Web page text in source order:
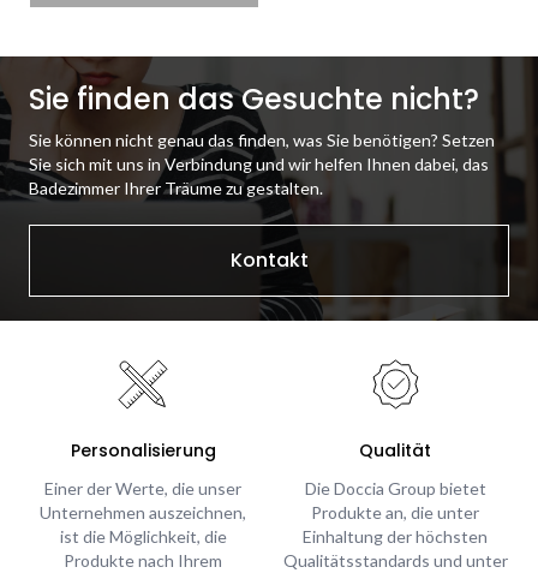
Sie finden das Gesuchte nicht?
Sie können nicht genau das finden, was Sie benötigen? Setzen
Sie sich mit uns in Verbindung und wir helfen Ihnen dabei, das
Badezimmer Ihrer Träume zu gestalten.
Kontakt
Personalisierung
Einer der Werte, die unser
Unternehmen auszeichnen,
ist die Möglichkeit, die
Produkte nach Ihrem
Qualität
Die Doccia Group bietet
Produkte an, die unter
Einhaltung der höchsten
Qualitätsstandards und unter